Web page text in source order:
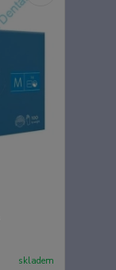
skladem